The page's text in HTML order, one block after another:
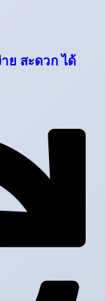
ย สะดวก ได้